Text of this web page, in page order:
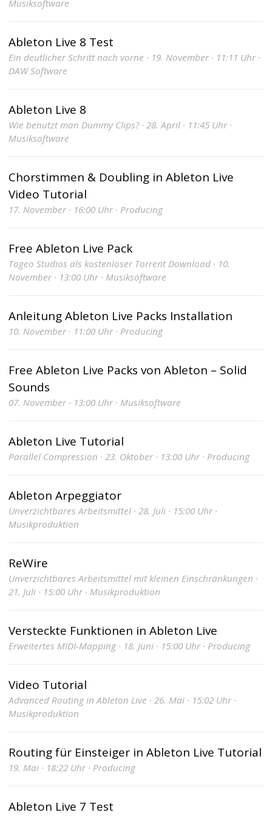
Musiksoftware
Ableton Live 8 Test
Ein deutlicher Schritt nach vorne · 19. November · 11:11 Uhr ·
DAW Software
Ableton Live 8
Wie benutzt man Dummy Clips? · 28. April · 11:45 Uhr ·
Musiksoftware
Chorstimmen & Doubling in Ableton Live
Video Tutorial
17. November · 16:00 Uhr · Producing
Free Ableton Live Pack
Togeo Studios als kostenloser Torrent Download · 10.
November · 13:00 Uhr · Musiksoftware
Anleitung Ableton Live Packs Installation
10. November · 11:00 Uhr · Producing
Free Ableton Live Packs von Ableton – Solid
Sounds
07. November · 13:00 Uhr · Musiksoftware
Ableton Live Tutorial
Parallel Compression · 23. Oktober · 13:00 Uhr · Producing
Ableton Arpeggiator
Unverzichtbares Arbeitsmittel · 28. Juli · 15:00 Uhr ·
Musikproduktion
ReWire
Unverzichtbares Arbeitsmittel mit kleinen Einschränkungen ·
21. Juli · 15:00 Uhr · Musikproduktion
Versteckte Funktionen in Ableton Live
Erweitertes MIDI-Mapping · 18. Juni · 15:00 Uhr · Producing
Video Tutorial
Advanced Routing in Ableton Live · 26. Mai · 15:02 Uhr ·
Musikproduktion
Routing für Einsteiger in Ableton Live Tutorial
19. Mai · 18:22 Uhr · Producing
Ableton Live 7 Test